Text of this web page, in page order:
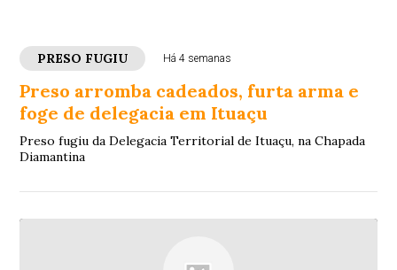
PRESO FUGIU Há 4 semanas
Preso arromba cadeados, furta arma e
foge de delegacia em Ituaçu
Preso fugiu da Delegacia Territorial de Ituaçu, na Chapada
Diamantina